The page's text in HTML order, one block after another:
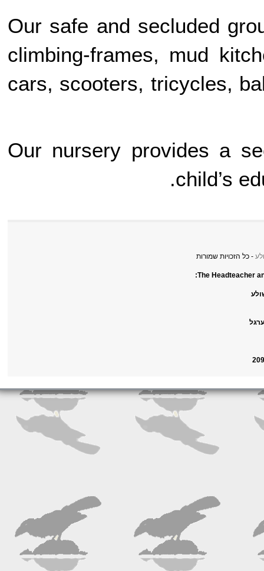
Our safe and secluded
climbing-frames, mud
cars, scooters, tricycles,
Our nursery provides a
child’s
- כל הזכויות שמורות
The Headteacher